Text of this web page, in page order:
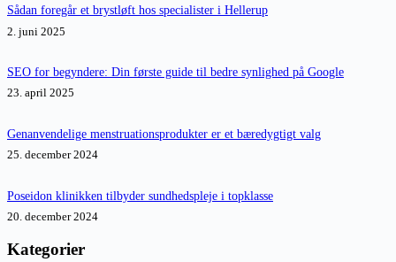
Sådan foregår et brystløft hos specialister i Hellerup
2. juni 2025
SEO for begyndere: Din første guide til bedre synlighed på Google
23. april 2025
Genanvendelige menstruationsprodukter er et bæredygtigt valg
25. december 2024
Poseidon klinikken tilbyder sundhedspleje i topklasse
20. december 2024
Kategorier